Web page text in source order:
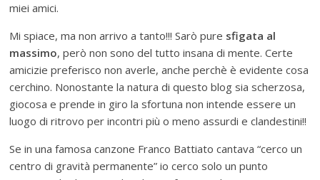
miei amici.
Mi spiace, ma non arrivo a tanto!!! Sarò pure sfigata al
massimo, però non sono del tutto insana di mente. Certe
amicizie preferisco non averle, anche perchè è evidente cosa
cerchino. Nonostante la natura di questo blog sia scherzosa,
giocosa e prende in giro la sfortuna non intende essere un
luogo di ritrovo per incontri più o meno assurdi e clandestini!!
Se in una famosa canzone Franco Battiato cantava “cerco un
centro di gravità permanente” io cerco solo un punto